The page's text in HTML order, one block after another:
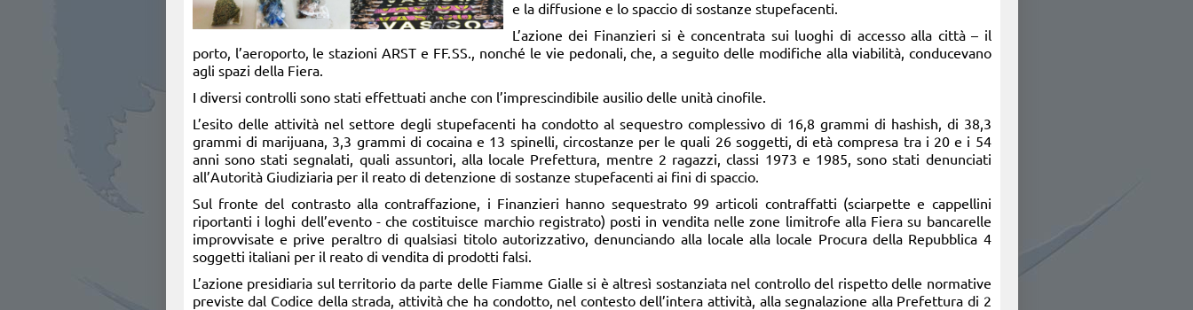
e la diffusione e lo spaccio di sostanze stupefacenti.
L’azione dei Finanzieri si è concentrata sui luoghi di accesso alla città – il
porto, l’aeroporto, le stazioni ARST e FF.SS., nonché le vie pedonali, che, a seguito delle modifiche alla viabilità, conducevano
agli spazi della Fiera.
I diversi controlli sono stati effettuati anche con l’imprescindibile ausilio delle unità cinofile.
L’esito delle attività nel settore degli stupefacenti ha condotto al sequestro complessivo di 16,8 grammi di hashish, di 38,3
grammi di marijuana, 3,3 grammi di cocaina e 13 spinelli, circostanze per le quali 26 soggetti, di età compresa tra i 20 e i 54
anni sono stati segnalati, quali assuntori, alla locale Prefettura, mentre 2 ragazzi, classi 1973 e 1985, sono stati denunciati
all’Autorità Giudiziaria per il reato di detenzione di sostanze stupefacenti ai fini di spaccio.
Sul fronte del contrasto alla contraffazione, i Finanzieri hanno sequestrato 99 articoli contraffatti (sciarpette e cappellini
riportanti i loghi dell’evento - che costituisce marchio registrato) posti in vendita nelle zone limitrofe alla Fiera su bancarelle
improvvisate e prive peraltro di qualsiasi titolo autorizzativo, denunciando alla locale alla locale Procura della Repubblica 4
soggetti italiani per il reato di vendita di prodotti falsi.
L’azione presidiaria sul territorio da parte delle Fiamme Gialle si è altresì sostanziata nel controllo del rispetto delle normative
previste dal Codice della strada, attività che ha condotto, nel contesto dell’intera attività, alla segnalazione alla Prefettura di 2